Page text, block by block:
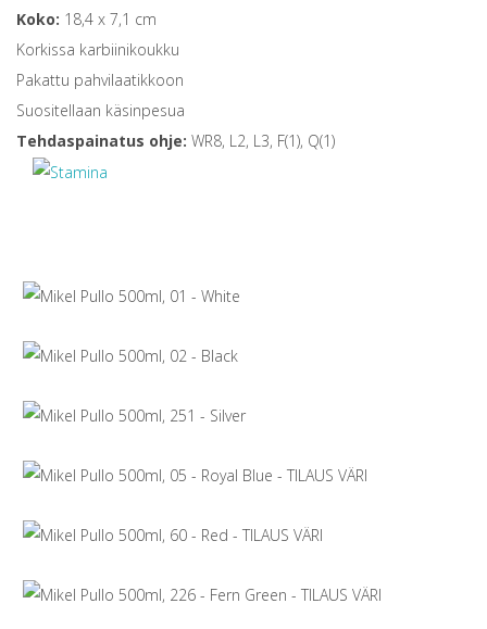
Koko: 18,4 x 7,1 cm
Korkissa karbiinikoukku
Pakattu pahvilaatikkoon
Suositellaan käsinpesua
Tehdaspainatus ohje: WR8, L2, L3, F(1), Q(1)